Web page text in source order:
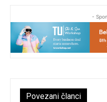
-
Povezani članci